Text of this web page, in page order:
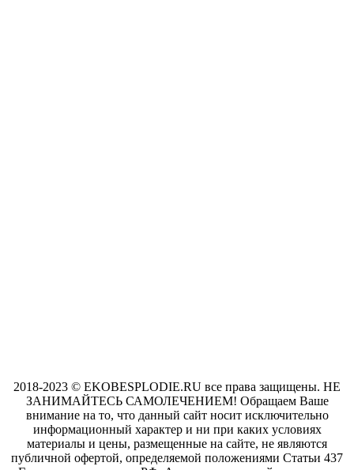
2018-2023 © EKOBESPLODIE.RU все права защищены. НЕ
ЗАНИМАЙТЕСЬ САМОЛЕЧЕНИЕМ! Обращаем Ваше
внимание на то, что данный сайт носит исключительно
информационный характер и ни при каких условиях
материалы и цены, размещенные на сайте, не являются
публичной офертой, определяемой положениями Статьи 437